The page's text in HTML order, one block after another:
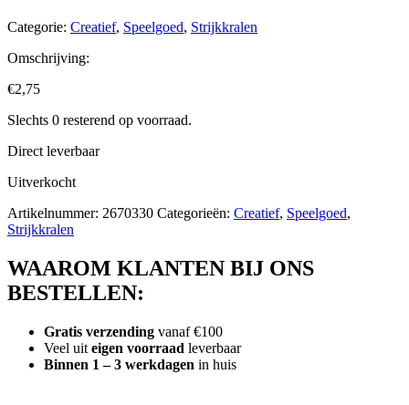
Categorie: Creatief, Speelgoed, Strijkkralen
Omschrijving:
€2,75
Slechts 0 resterend op voorraad.
Direct leverbaar
Uitverkocht
Artikelnummer: 2670330 Categorieën: Creatief, Speelgoed,
Strijkkralen
WAAROM KLANTEN BIJ ONS
BESTELLEN:
Gratis verzending vanaf €100
Veel uit eigen voorraad leverbaar
Binnen 1 – 3 werkdagen in huis